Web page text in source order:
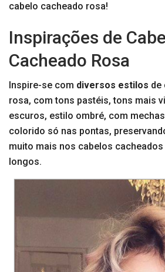
cabelo cacheado rosa!
Inspirações de
Cacheado Rosa
Inspire-se com diversos estilos de
rosa, com tons pastéis, tons mais
escuros, estilo ombré, com
colorido só nas pontas,
muito mais nos cabelos
longos.